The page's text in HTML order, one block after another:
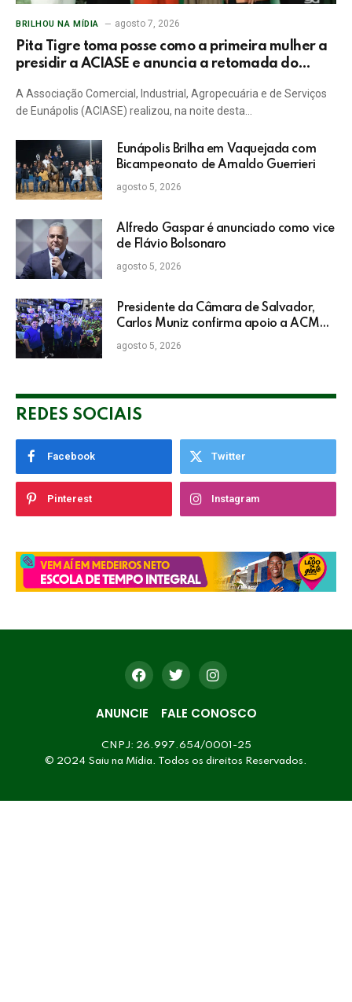
BRILHOU NA MÍDIA agosto 7, 2026
Pita Tigre toma posse como a primeira mulher a
presidir a ACIASE e anuncia a retomada do
A Associação Comercial, Industrial, Agropecuária e de Serviços
de Eunápolis (ACIASE) realizou, na noite desta…
Eunápolis Brilha em Vaquejada com
Bicampeonato de Arnaldo Guerrieri
agosto 5, 2026
Alfredo Gaspar é anunciado como vice
de Flávio Bolsonaro
agosto 5, 2026
Presidente da Câmara de Salvador,
Carlos Muniz confirma apoio a ACM
Neto: “Irei lutar voto a voto na sua
campanha”
agosto 5, 2026
REDES SOCIAIS
Facebook Twitter
Pinterest Instagram
ANUNCIE FALE CONOSCO
CNPJ: 26.997.654/0001-25
© 2024 Saiu na Mídia. Todos os direitos Reservados.